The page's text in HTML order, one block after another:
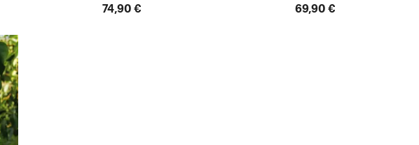
74,90 €
(Cydonia oblonga)
69,90 €